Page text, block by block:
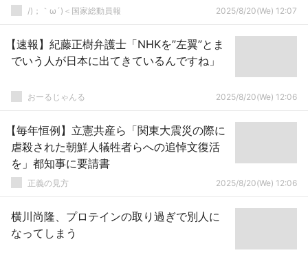
沢大臣「国売ったと勘違いするな！」→
/)；｀ω´)＜国家総動員報 2025/8/20(We) 12:07
【速報】紀藤正樹弁護士「NHKを”左翼”とま
でいう人が日本に出てきているんですね」
おーるじゃんる 2025/8/20(We) 12:06
【毎年恒例】立憲共産ら「関東大震災の際に
虐殺された朝鮮人犠牲者らへの追悼文復活
を」都知事に要請書
正義の見方 2025/8/20(We) 12:06
横川尚隆、プロテインの取り過ぎで別人に
なってしまう